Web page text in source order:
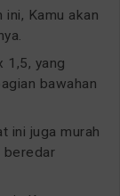
Kamu akan
1,5, yang
bawahan
ini juga murah
beredar